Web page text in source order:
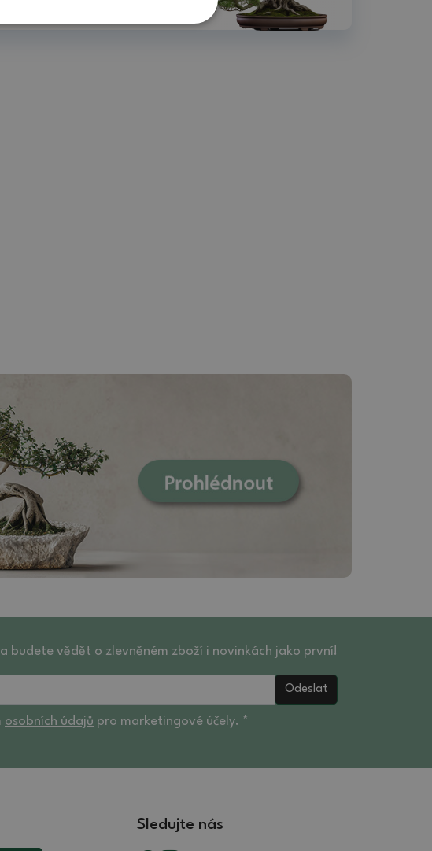
budete vědět o zlevněném zboží i novinkách jako první!
Odeslat
osobních údajů pro marketingové účely. *
Sledujte nás